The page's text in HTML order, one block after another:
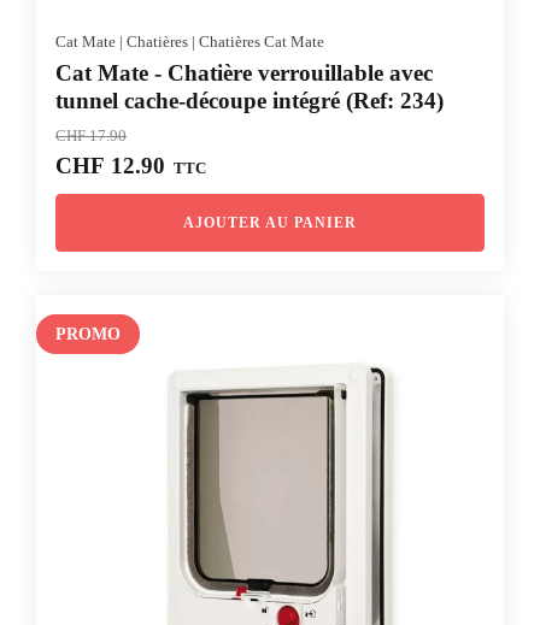
Cat Mate | Chatières | Chatières Cat Mate
Cat Mate - Chatière verrouillable avec
tunnel cache-découpe intégré (Ref: 234)
CHF17.90
Le
prix
était :
CHF 12.90 Le
prix
actuel
est :
TTC
AJOUTER AU PANIER
PROMO